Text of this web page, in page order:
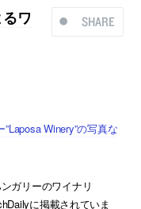
SHARE
ワ
Winery”の写真な
ガリーのワイナリ
に掲載されていま